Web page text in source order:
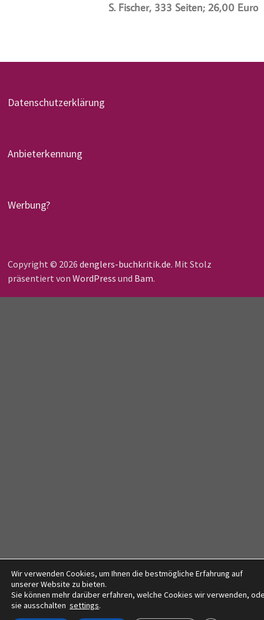
S. Fischer, 333 Seiten; 26,00 Euro
Datenschutzerklärung
Anbieterkennung
Werbung?
Copyright © 2026 denglers-buchkritik.de. Mit Stolz
präsentiert von WordPress und Bam.
Wir verwenden Cookies, um Ihnen die bestmögliche Erfahrung auf
unserer Website zu bieten.
Sie können mehr darüber erfahren, welche Cookies wir verwenden,
sie ausschalten settings.